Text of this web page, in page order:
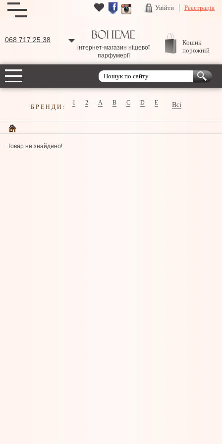
Увійти Реєстрація
068 717 25 38
інтернет-магазин нішевої
парфумерії
Кошик
порожній
БРЕНДИ:
1 2 A B C D E Всі
Товар не знайдено!